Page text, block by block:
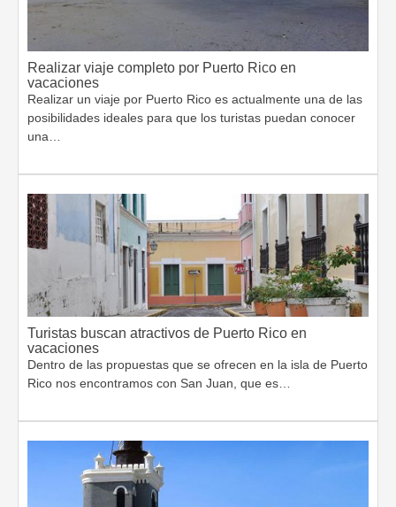
Realizar viaje completo por Puerto Rico en
vacaciones
Realizar un viaje por Puerto Rico es actualmente una de las
posibilidades ideales para que los turistas puedan conocer
una…
Turistas buscan atractivos de Puerto Rico en
vacaciones
Dentro de las propuestas que se ofrecen en la isla de Puerto
Rico nos encontramos con San Juan, que es…